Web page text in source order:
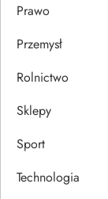
Prawo
Przemysł
Rolnictwo
Sklepy
Sport
Technologia